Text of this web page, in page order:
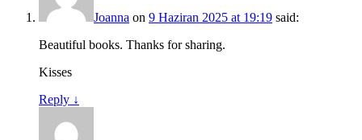
Joanna on 9 Haziran 2025 at 19:19 said:
Beautiful books. Thanks for sharing.
Kisses
Reply ↓